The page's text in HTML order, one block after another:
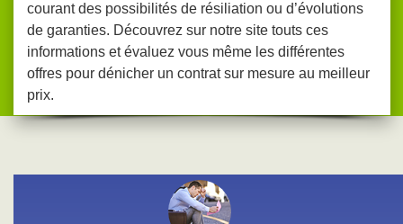
courant des possibilités de résiliation ou d’évolutions
de garanties. Découvrez sur notre site touts ces
informations et évaluez vous même les différentes
offres pour dénicher un contrat sur mesure au meilleur
prix.